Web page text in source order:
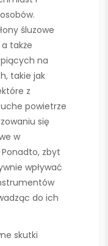
śluzowe
także
na
takie jak
z
powietrze
się
w
zbyt
wpływać
do ich
skutki